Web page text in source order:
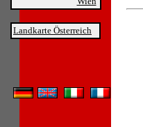
Landkarte Österreich